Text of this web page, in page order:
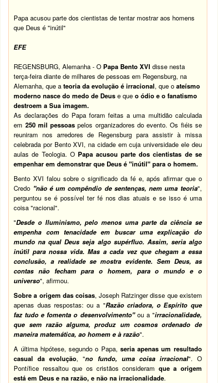
Papa acusou parte dos cientistas de tentar mostrar aos homens
que Deus é "inútil"
EFE
REGENSBURG, Alemanha - O Papa Bento XVI disse nesta
terça-feira diante de milhares de pessoas em Regensburg, na
Alemanha, que a teoria da evolução é irracional, que o ateísmo
moderno nasce do medo de Deus e que o ódio e o fanatismo
destroem a Sua imagem.
As declarações do Papa foram feitas a uma multidão calculada
em 250 mil pessoas pelos organizadores do evento. Os fiéis se
reuniram nos arredores de Regensburg para assistir à missa
celebrada por Bento XVI, na cidade em cuja universidade ele deu
aulas de Teologia. O Papa acusou parte dos cientistas de se
empenhar em demonstrar que Deus é "inútil" para o homem.
Bento XVI falou sobre o significado da fé e, após afirmar que o
Credo "não é um compêndio de sentenças, nem uma teoria",
perguntou se é possível ter fé nos dias atuais e se isso é uma
coisa "racional".
"Desde o Iluminismo, pelo menos uma parte da ciência se
empenha com tenacidade em buscar uma explicação do
mundo na qual Deus seja algo supérfluo. Assim, seria algo
inútil para nossa vida. Mas a cada vez que chegam a essa
conclusão, a realidade se mostra evidente. Sem Deus, as
contas não fecham para o homem, para o mundo e o
universo", afirmou.
Sobre a origem das coisas, Joseph Ratzinger disse que existem
apenas duas respostas: ou a "Razão criadora, o Espírito que
faz tudo e fomenta o desenvolvimento" ou a "irracionalidade,
que sem razão alguma, produz um cosmos ordenado de
maneira matemática, ao homem e à razão".
A última hipótese, segundo o Papa, seria apenas um resultado
casual da evolução, "no fundo, uma coisa irracional". O
Pontífice ressaltou que os cristãos consideram que a origem
está em Deus e na razão, e não na irracionalidade.